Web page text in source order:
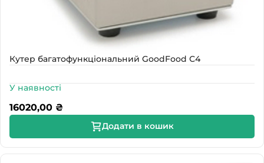
Кутер багатофункціональний GoodFood С4
У наявності
16020,00 ₴
Додати в кошик